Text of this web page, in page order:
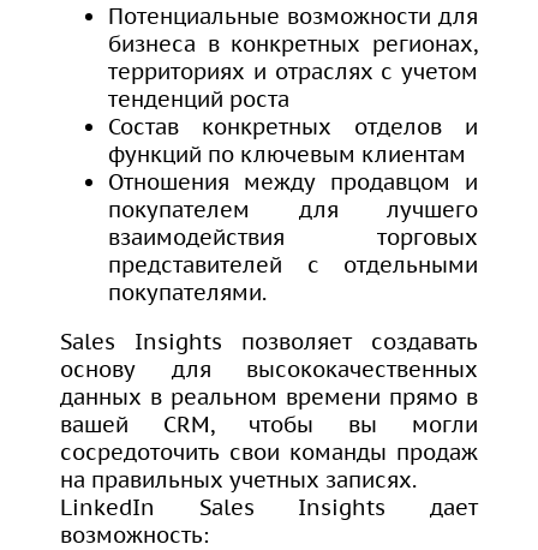
Потенциальные возможности для
бизнеса в конкретных регионах,
территориях и отраслях с учетом
тенденций роста
Состав конкретных отделов и
функций по ключевым клиентам
Отношения между продавцом и
покупателем для лучшего
взаимодействия торговых
представителей с отдельными
покупателями.
Sales Insights позволяет создавать
основу для высококачественных
данных в реальном времени прямо в
вашей CRM, чтобы вы могли
сосредоточить свои команды продаж
на правильных учетных записях.
LinkedIn Sales Insights дает
возможность: